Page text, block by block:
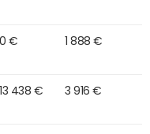
0 € 1 888 €
13 438 € 3 916 €